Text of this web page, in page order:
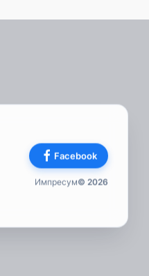
Facebook
Импресум© 2026